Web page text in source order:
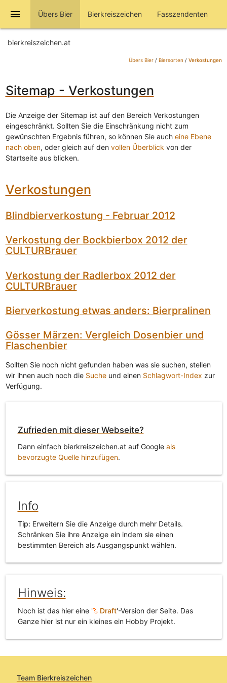
menu Übers Bier Bierkreiszeichen Fasszendenten
bierkreiszeichen.at
Übers Bier/ Biersorten / Verkostungen
Sitemap - Verkostungen
Die Anzeige der Sitemap ist auf den Bereich Verkostungen
eingeschränkt. Sollten Sie die Einschränkung nicht zum
gewünschten Ergebnis führen, so können Sie auch eine Ebene
nach oben, oder gleich auf den vollen Überblick von der
Startseite aus blicken.
Verkostungen
Blindbierverkostung - Februar 2012
Verkostung der Bockbierbox 2012 der
CULTURBrauer
Verkostung der Radlerbox 2012 der
CULTURBrauer
Bierverkostung etwas anders: Bierpralinen
Gösser Märzen: Vergleich Dosenbier und
Flaschenbier
Sollten Sie noch nicht gefunden haben was sie suchen, stellen
wir ihnen auch noch die Sucheund einen Schlagwort-Index zur
Verfügung.
Zufrieden mit dieser Webseite?
Dann einfach bierkreiszeichen.at auf Google als
bevorzugte Quelle hinzufügen.
Info
Tip: Erweitern Sie die Anzeige durch mehr Details.
Schränken Sie ihre Anzeige ein indem sie einen
bestimmten Bereich als Ausgangspunkt wählen.
Hinweis:
Noch ist das hier eine ' Draft'-Version der Seite. Das
Ganze hier ist nur ein kleines ein Hobby Projekt.
Team Bierkreiszeichen